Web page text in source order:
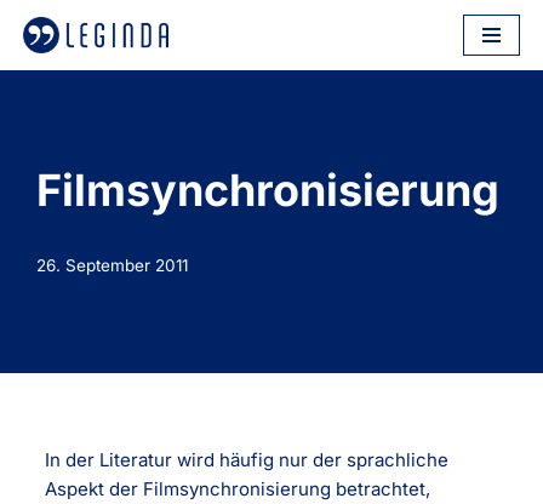
Zum
Filmsynchronisierung
26. September 2011
In der Literatur wird häufig nur der sprachliche
Aspekt der Filmsynchronisierung betrachtet,